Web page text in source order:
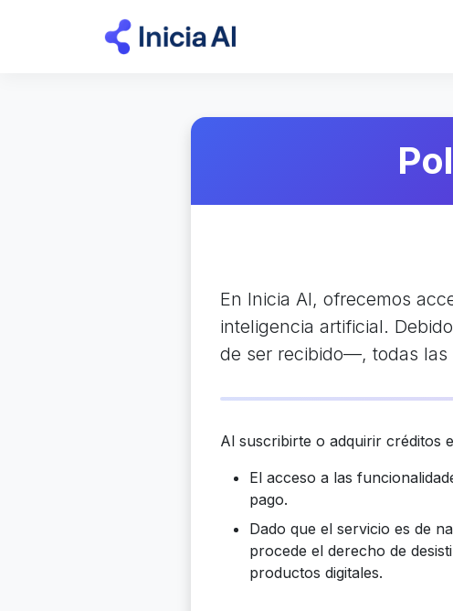
En Inicia AI, ofrecemos
inteligencia artificial.
de ser recibido—, todas las
Al suscribirte o adquirir créditos
El acceso a las
pago.
Dado que el servicio es de
procede el derecho de
productos digitales.